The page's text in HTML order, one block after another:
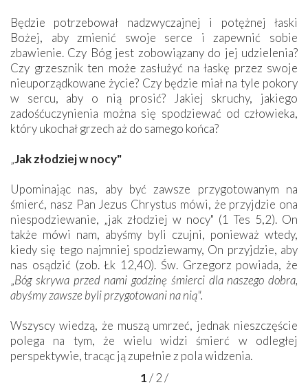
Będzie potrzebował nadzwyczajnej i potężnej łaski
Bożej, aby zmienić swoje serce i zapewnić sobie
zbawienie. Czy Bóg jest zobowiązany do jej udzielenia?
Czy grzesznik ten może zasłużyć na łaskę przez swoje
nieuporządkowane życie? Czy będzie miał na tyle pokory
w sercu, aby o nią prosić? Jakiej skruchy, jakiego
zadośćuczynienia można się spodziewać od człowieka,
który ukochał grzech aż do samego końca?
„Jak złodziej w nocy"
Upominając nas, aby być zawsze przygotowanym na
śmierć, nasz Pan Jezus Chrystus mówi, że przyjdzie ona
niespodziewanie, „jak złodziej w nocy" (1 Tes 5,2). On
także mówi nam, abyśmy byli czujni, ponieważ wtedy,
kiedy się tego najmniej spodziewamy, On przyjdzie, aby
nas osądzić (zob. Łk 12,40). Św. Grzegorz powiada, że
„Bóg skrywa przed nami godzinę śmierci dla naszego dobra,
abyśmy zawsze byli przygotowani na nią".
Wszyscy wiedzą, że muszą umrzeć, jednak nieszczęście
polega na tym, że wielu widzi śmierć w odległej
perspektywie, tracąc ją zupełnie z pola ­widzenia.
1/ 2/